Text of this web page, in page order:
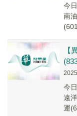
今
南
【
今
遠
運